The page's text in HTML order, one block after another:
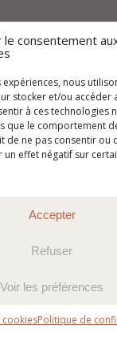
le consentement
nous
stocker et/ou accéder
à ces technologies
que le comportement
de ne pas consentir ou
effet négatif sur
Accepter
Refuser
Voir les préférences
Politique de